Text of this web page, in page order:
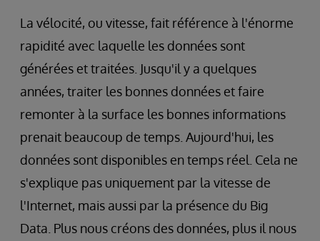
La vélocité, ou vitesse, fait référence à l'énorme
rapidité avec laquelle les données sont
générées et traitées. Jusqu'il y a quelques
années, traiter les bonnes données et faire
remonter à la surface les bonnes informations
prenait beaucoup de temps. Aujourd'hui, les
données sont disponibles en temps réel. Cela ne
s'explique pas uniquement par la vitesse de
l'Internet, mais aussi par la présence du Big
Data. Plus nous créons des données, plus il nous